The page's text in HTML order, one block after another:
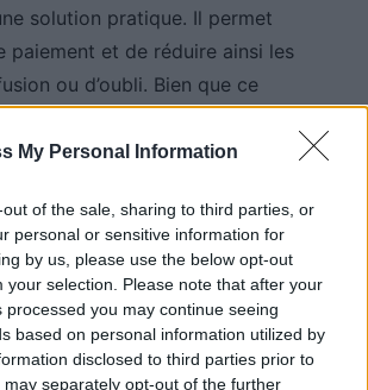
My Personal Information
of the sale, sharing to third parties, or
personal or sensitive information for
by us, please use the below opt-out
your selection. Please note that after your
processed you may continue seeing
based on personal information utilized by
disclosed to third parties prior to
separately opt-out of the further
solution pratique. Il permet
paiement et de réduire ainsi les
ou d’oubli. Bien que ce
l’identification des demandes
Auto Pour Vous